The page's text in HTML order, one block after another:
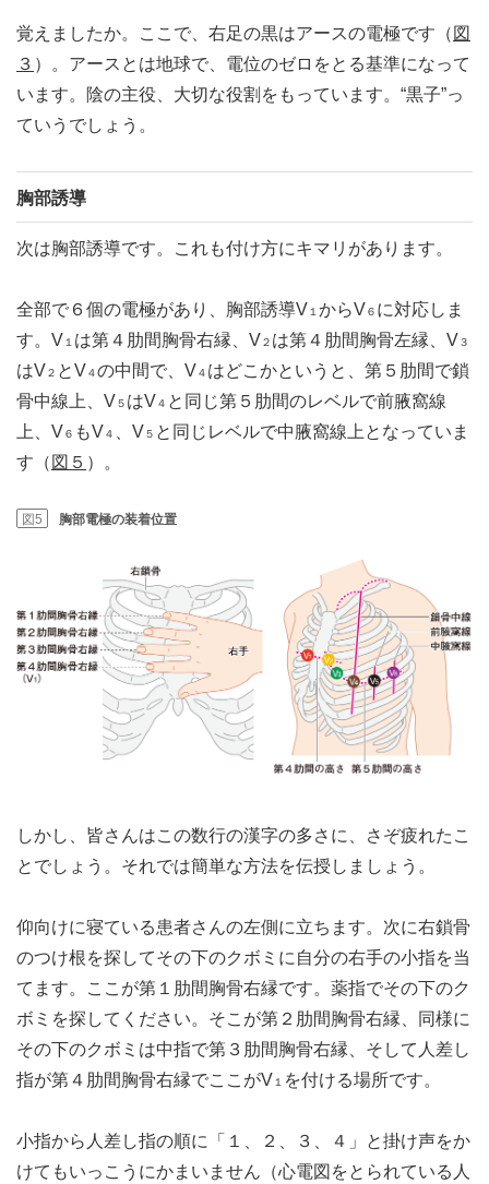
覚えましたか。ここで、右足の黒はアースの電極です（ 図
３ ）。アースとは地球で、電位のゼロをとる基準になって
います。陰の主役、大切な役割をもっています。“黒子”っ
ていうでしょう。
胸部誘導
次は胸部誘導です。これも付け方にキマリがあります。
全部で６個の電極があり、胸部誘導V１ からV６ に対応しま
す。V１ は第４肋間胸骨右縁、V２ は第４肋間胸骨左縁、V３
はV２ とV４の中間で、V４ はどこかというと、第５肋間で鎖
骨中線上、V５ はV４ と同じ第５肋間のレベルで前腋窩線
上、V６ もV４ 、V５ と同じレベルで中腋窩線上となっていま
す（ 図５ ）。
図5 胸部電極の装着位置
しかし、皆さんはこの数行の漢字の多さに、さぞ疲れたこ
とでしょう。それでは簡単な方法を伝授しましょう。
仰向けに寝ている患者さんの左側に立ちます。次に右鎖骨
のつけ根を探してその下のクボミに自分の右手の小指を当
てます。ここが第１肋間胸骨右縁です。薬指でその下のク
ボミを探してください。そこが第２肋間胸骨右縁、同様に
その下のクボミは中指で第３肋間胸骨右縁、そして人差し
指が第４肋間胸骨右縁でここがV１ を付ける場所です。
小指から人差し指の順に「１、２、３、４」と掛け声をか
けてもいっこうにかまいません（心電図をとられている人